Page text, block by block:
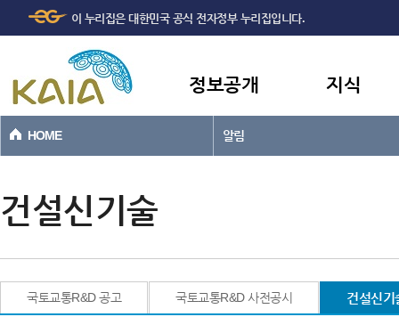
본문바로가기
이 누리집은 대한민국 공식 전자정부 누리집입니다.
정보공개 지식
HOME 알림
건설신기술
국토교통R&D 공고 국토교통R&D 사전공시 건설신기